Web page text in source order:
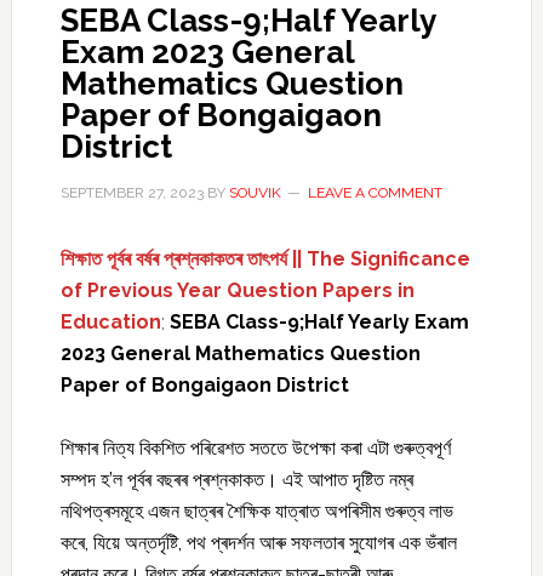
SEBA Class-9;Half Yearly
Exam 2023 General
Mathematics Question
Paper of Bongaigaon
District
SEPTEMBER 27, 2023BY SOUVIK LEAVE A COMMENT
শিক্ষাত পূৰ্বৰ বৰ্ষৰ প্ৰশ্নকাকতৰ তাৎপৰ্য || The Significance
of Previous Year Question Papers in
Education; SEBA Class-9;Half Yearly Exam
2023 General Mathematics Question
Paper of Bongaigaon District
শিক্ষাৰ নিত্য বিকশিত পৰিৱেশত সততে উপেক্ষা কৰা এটা গুৰুত্বপূৰ্ণ
সম্পদ হ’ল পূৰ্বৰ বছৰৰ প্ৰশ্নকাকত। এই আপাত দৃষ্টিত নম্ৰ
নথিপত্ৰসমূহে এজন ছাত্ৰৰ শৈক্ষিক যাত্ৰাত অপৰিসীম গুৰুত্ব লাভ
কৰে, যিয়ে অন্তৰ্দৃষ্টি, পথ প্ৰদৰ্শন আৰু সফলতাৰ সুযোগৰ এক ভঁৰাল